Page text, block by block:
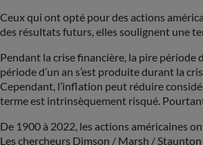
Ceux qui ont opté pour des actions
des résultats futurs, elles soulignent une
Pendant la crise financière, la pire période
période d’un an s’est produite durant la
Cependant, l’inflation peut réduire
terme est intrinsèquement risqué.
De 1900 à 2022, les actions américaines
Les chercheurs Dimson / Marsh /